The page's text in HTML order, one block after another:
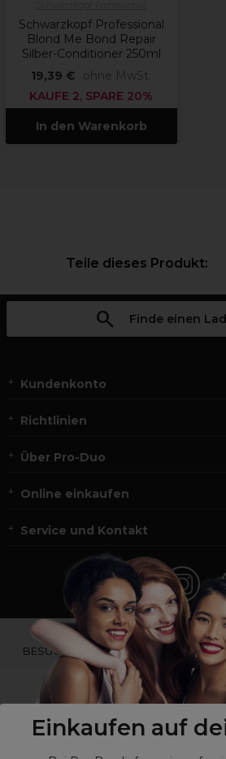
Einkaufen auf
Schwarzkopf Professional
Blond Me Bond Repair
Silber-Conditioner 250ml
19,39 €
ohne MwSt.
KAUFE 2, SPARE 20%
In den Warenkorb
Teile dieses Produkt:
Finde einen
Kundenkonto
Richtlinien
Über Pro-Duo
Online einkaufen
Service und Kontakt
*Du bist kein
BESUCHE
UNSERE WEBSEITE FÜR